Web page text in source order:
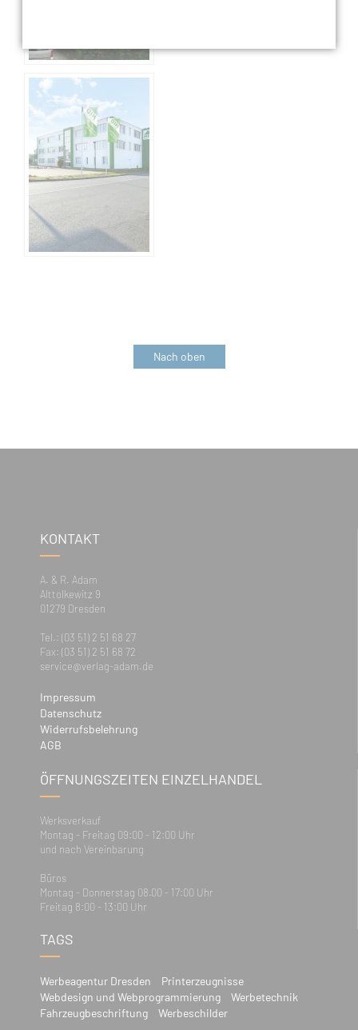
Nach oben
KONTAKT
A. & R. Adam
Alttolkewitz 9
01279 Dresden
Tel.: (03 51) 2 51 68 27
Fax: (03 51) 2 51 68 72
service@verlag-adam.de
Impressum
Datenschutz
Widerrufsbelehrung
AGB
ÖFFNUNGSZEITEN EINZELHANDEL
Werksverkauf
Montag - Freitag 09:00 - 12:00 Uhr
und nach Vereinbarung
Büros
Montag - Donnerstag 08.00 - 17:00 Uhr
Freitag 8:00 - 13:00 Uhr
TAGS
Werbeagentur Dresden
Printerzeugnisse
Webdesign und Webprogrammierung
Werbetechnik
Fahrzeugbeschriftung
Werbeschilder